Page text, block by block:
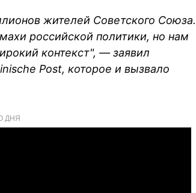
жителей Советского Союза.
российской политики, но нам
контекст", — заявил
Post, которое и вызвало
ДНЯ